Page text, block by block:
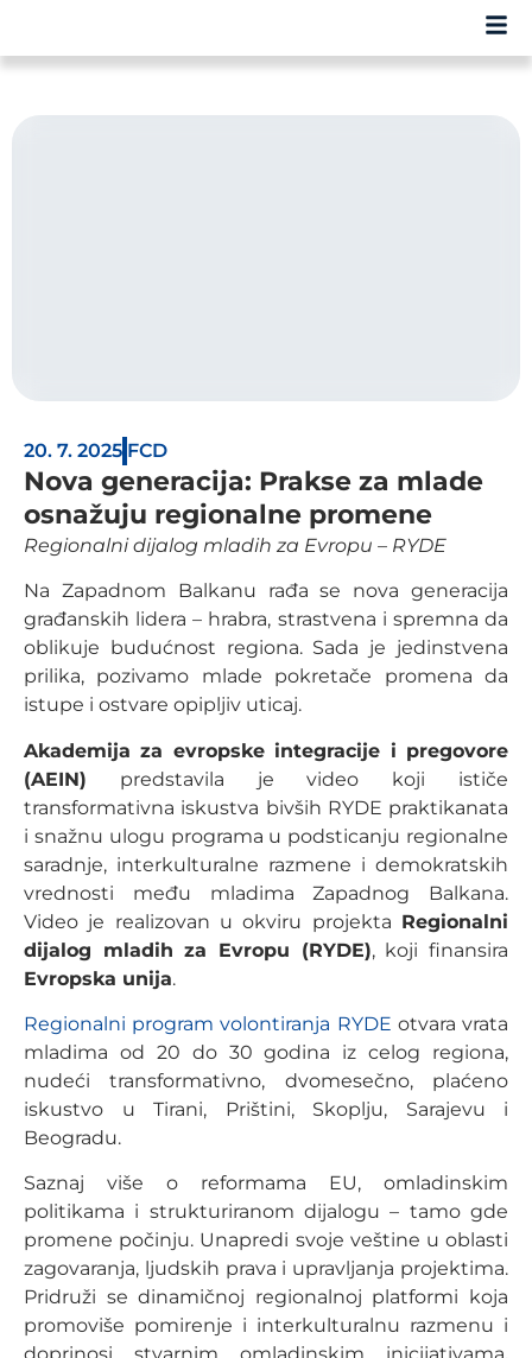
20. 7. 2025 FCD
Nova generacija: Prakse za mlade
osnažuju regionalne promene
Regionalni dijalog mladih za Evropu – RYDE
Na Zapadnom Balkanu rađa se nova generacija
građanskih lidera – hrabra, strastvena i spremna da
oblikuje budućnost regiona. Sada je jedinstvena
prilika, pozivamo mlade pokretače promena da
istupe i ostvare opipljiv uticaj.
Akademija za evropske integracije i pregovore
(AEIN) predstavila je video koji ističe
transformativna iskustva bivših RYDE praktikanata
i snažnu ulogu programa u podsticanju regionalne
saradnje, interkulturalne razmene i demokratskih
vrednosti među mladima Zapadnog Balkana.
Video je realizovan u okviru projekta Regionalni
dijalog mladih za Evropu (RYDE), koji finansira
Evropska unija.
Regionalni program volontiranja RYDE otvara vrata
mladima od 20 do 30 godina iz celog regiona,
nudeći transformativno, dvomesečno, plaćeno
iskustvo u Tirani, Prištini, Skoplju, Sarajevu i
Beogradu.
Saznaj više o reformama EU, omladinskim
politikama i strukturiranom dijalogu – tamo gde
promene počinju. Unapredi svoje veštine u oblasti
zagovaranja, ljudskih prava i upravljanja projektima.
Pridruži se dinamičnoj regionalnoj platformi koja
promoviše pomirenje i interkulturalnu razmenu i